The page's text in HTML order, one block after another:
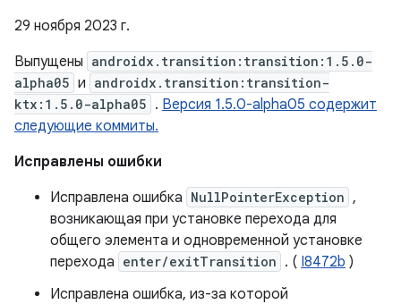
29 ноября 2023 г.
Выпущены androidx.transition:transition:1.5.0-
alpha05 и androidx.transition:transition-
ktx:1.5.0-alpha05 . Версия 1.5.0-alpha05 содержит
следующие коммиты.
Исправлены ошибки
Исправлена ​​ошибка NullPointerException ,
возникающая при установке перехода для
общего элемента и одновременной установке
перехода enter/exitTransition . ( I8472b )
Исправлена ​​ошибка, из-за которой